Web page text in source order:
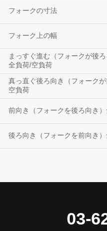
フォークの寸法
フォーク上の幅
まっすぐ進む（フォークが後ろ
全負荷/空負荷
真っ直ぐ後ろ向き（フォーク
空負荷
前向き（フォークを後ろ向き
後ろ向き（フォークを前向き
03-